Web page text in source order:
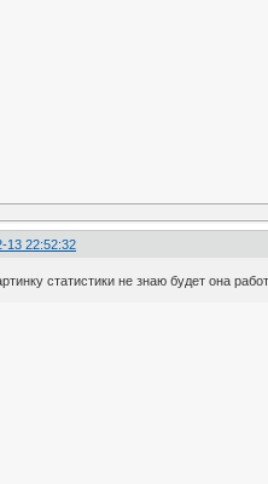
13 22:52:32
статистики не знаю будет она